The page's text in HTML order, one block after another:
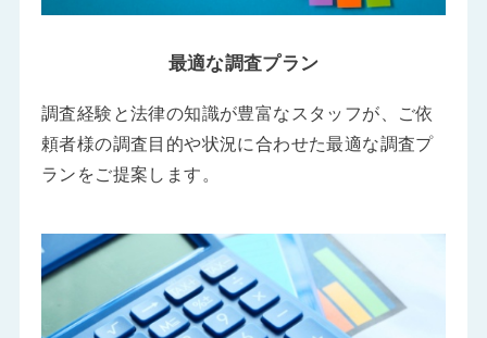
最適な調査プラン
調査経験と法律の知識が豊富なスタッフが、ご依
頼者様の調査目的や状況に合わせた最適な調査プ
ランをご提案します。